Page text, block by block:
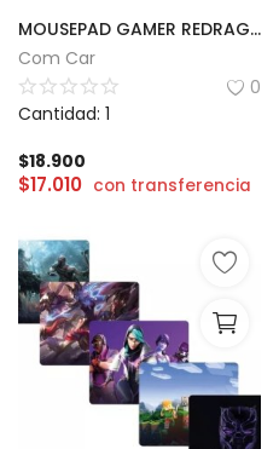
MOUSEPAD GAMER REDRAGON FLICK S | 25 x 21cm
Com Car
0
Cantidad: 1
$18.900
$17.010 con transferencia